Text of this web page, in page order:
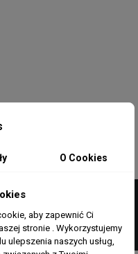
O Cookies
aby zapewnić Ci
stronie . Wykorzystujemy
ulepszenia naszych usług,